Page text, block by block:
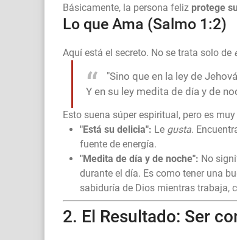
Básicamente, la persona feliz protege
Lo que Ama (Salmo 1:2)
Aquí está el secreto. No se trata solo de
"Sino que en la ley de
Y en su ley medita de día y de
Esto suena súper espiritual, pero es
"Está su delicia": Le gusta.
fuente de energía.
"Medita de día y de noche": No
durante el día. Es como tener una
sabiduría de Dios mientras trabaja,
2. El Resultado: Ser